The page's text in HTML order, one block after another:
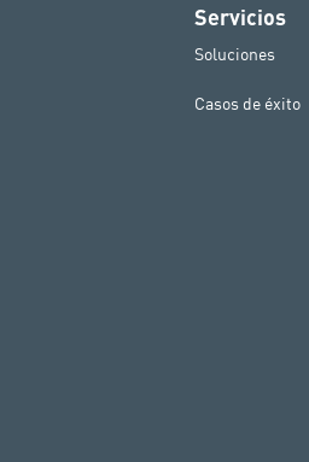
Servicios
Soluciones
Casos de éxito